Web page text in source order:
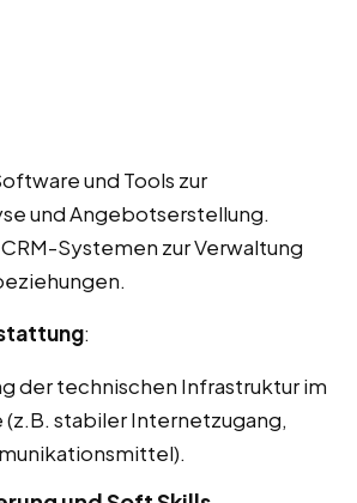
und Tools zur
und Angebotserstellung.
Systemen zur Verwaltung
:
der technischen Infrastruktur im
stabiler Internetzugang,